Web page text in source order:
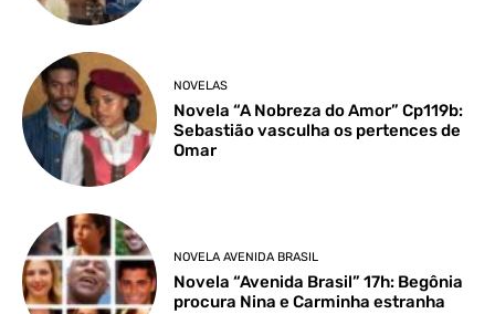
NOVELAS
Novela “A Nobreza do Amor” Cp119b:
Sebastião vasculha os pertences de
Omar
NOVELA AVENIDA BRASIL
Novela “Avenida Brasil” 17h: Begônia
procura Nina e Carminha estranha